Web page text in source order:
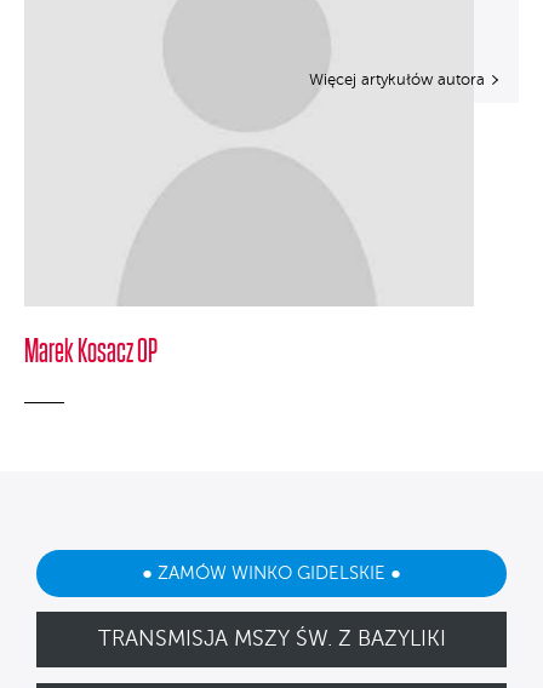
Marek Kosacz OP
Więcej artykułów autora
● ZAMÓW WINKO GIDELSKIE ●
TRANSMISJA MSZY ŚW. Z BAZYLIKI